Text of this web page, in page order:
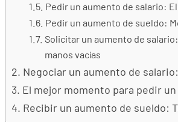
Pedir un aumento de salario:
Pedir un aumento de sueldo:
Solicitar un aumento de
manos vacías
Negociar un aumento de
El mejor momento para pedir
Recibir un aumento de sueldo: